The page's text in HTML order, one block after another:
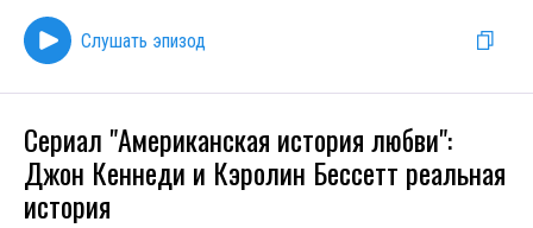
Слушать эпизод
Сериал "Американская история любви":
Джон Кеннеди и Кэролин Бессетт реальная
история